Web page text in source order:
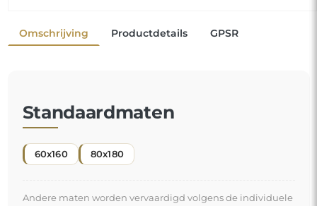
Omschrijving Productdetails GPSR
Standaardmaten
60x160 80x180
Andere maten worden vervaardigd volgens de individuele